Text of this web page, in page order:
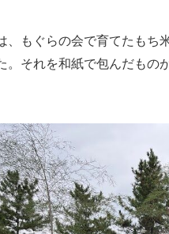
、もぐらの会で育てたも
。それを和紙で包んだもの